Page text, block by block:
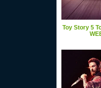
Toy Story 5